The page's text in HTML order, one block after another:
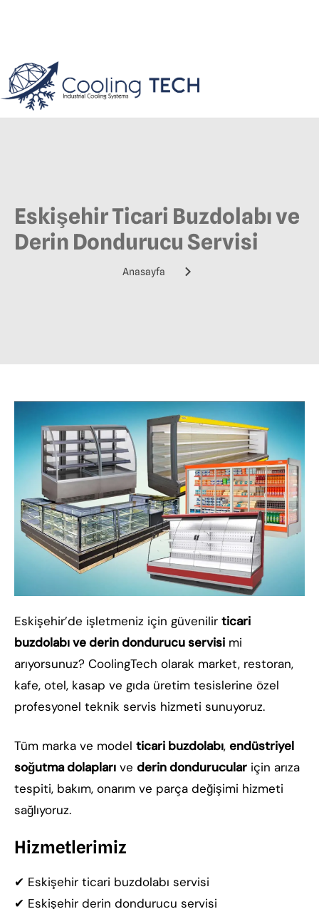
Eskişehir Ticari Buzdolabı ve
Derin Dondurucu Servisi
Anasayfa
Eskişehir’de işletmeniz için güvenilir ticari
buzdolabı ve derin dondurucu servisi mi
arıyorsunuz? CoolingTech olarak market, restoran,
kafe, otel, kasap ve gıda üretim tesislerine özel
profesyonel teknik servis hizmeti sunuyoruz.
Tüm marka ve model ticari buzdolabı, endüstriyel
soğutma dolapları ve derin dondurucular için arıza
tespiti, bakım, onarım ve parça değişimi hizmeti
sağlıyoruz.
Hizmetlerimiz
✔ Eskişehir ticari buzdolabı servisi
✔ Eskişehir derin dondurucu servisi